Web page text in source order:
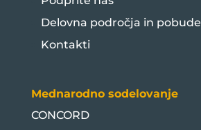
Delovna področja in pobude
Kontakti
Mednarodno sodelovanje
CONCORD